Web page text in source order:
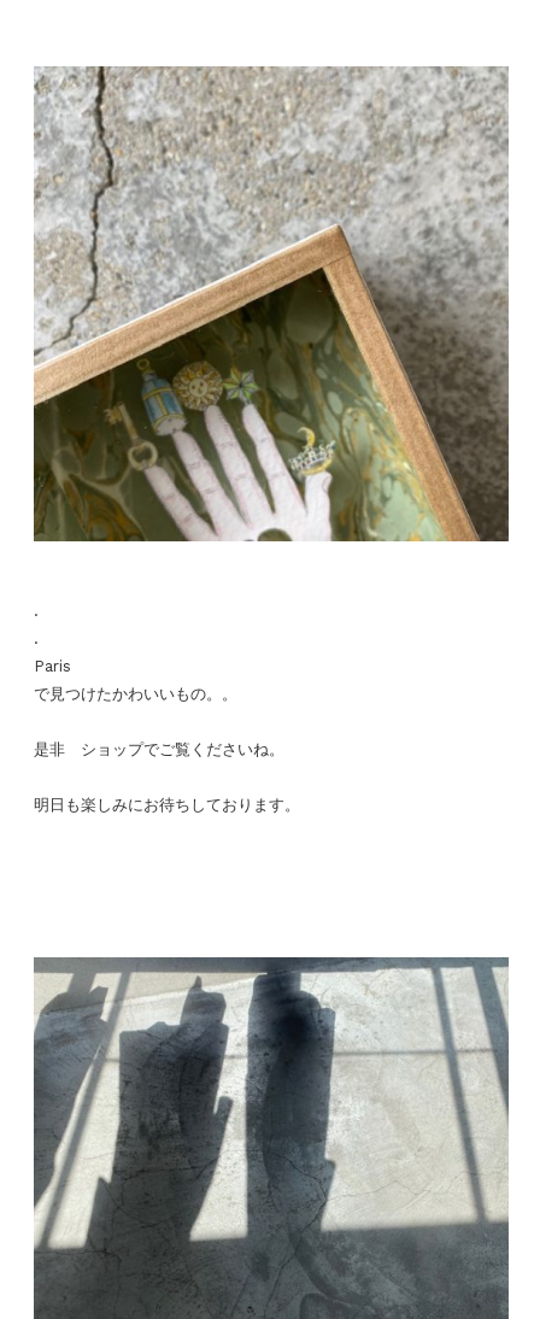
.
.
Paris
で見つけたかわいいもの。。
是非 ショップでご覧くださいね。
明日も楽しみにお待ちしております。